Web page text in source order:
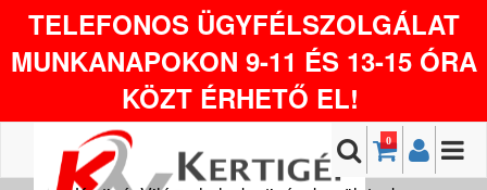
TELEFONOS ÜGYFÉLSZOLGÁLAT
MUNKANAPOKON 9-11 ÉS 13-15 ÓRA
KÖZT ÉRHETŐ EL!
0